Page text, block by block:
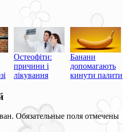
Остеофіти:
причини і
лікування
Банани
допомагають
кинути палити
Обязательные поля отмечены